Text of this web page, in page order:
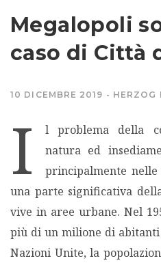
AMBIENTE
DONNE
ECONOMIA
MIGRAZIONI
Megalopoli
caso di Città
10 DICEMBRE 2019 HERZOG
I
l problema della
natura ed
principalmente
una parte significativa
vive in aree urbane. Nel
più di un milione di abitanti
Nazioni Unite, la